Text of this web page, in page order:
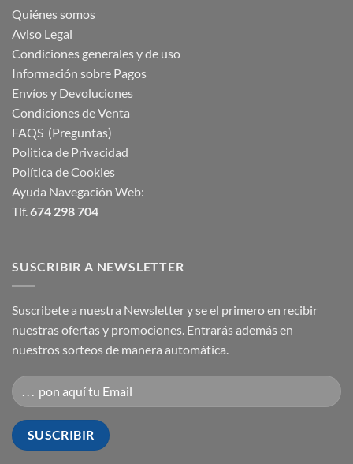
Quiénes somos
Aviso Legal
Condiciones generales y de uso
Información sobre Pagos
Envíos y Devoluciones
Condiciones de Venta
FAQS (Preguntas)
Politica de Privacidad
Política de Cookies
Ayuda Navegación Web:
Tlf.674 298 704
SUSCRIBIR A NEWSLETTER
Suscribete a nuestra Newsletter y se el primero en recibir
nuestras ofertas y promociones. Entrarás además en
nuestros sorteos de manera automática.